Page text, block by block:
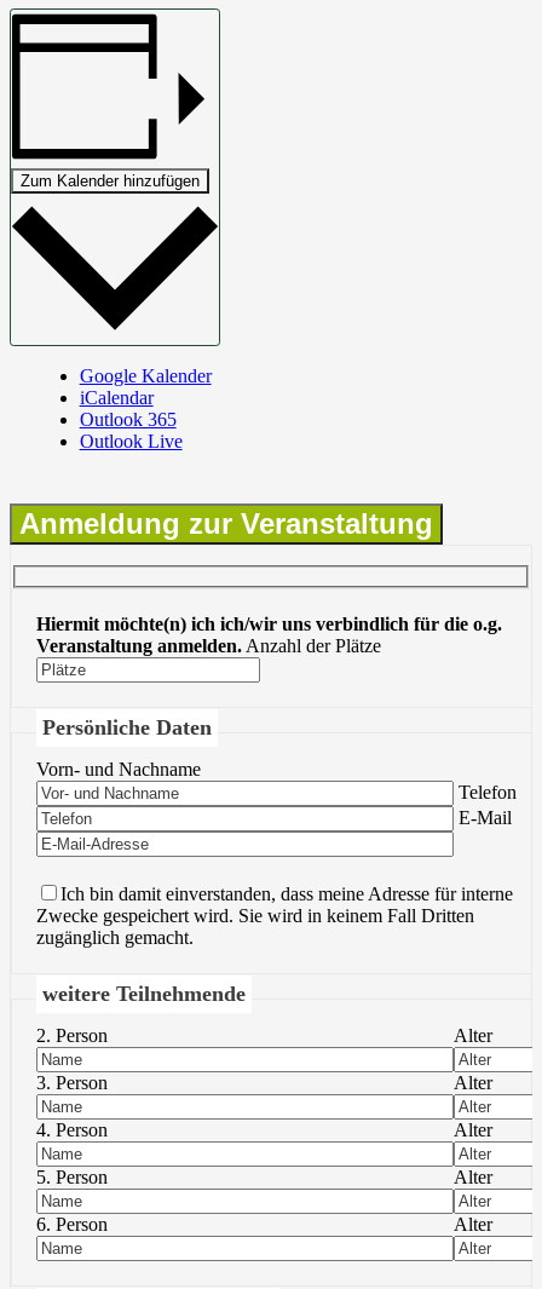
Zum Kalender hinzufügen
Google Kalender
iCalendar
Outlook 365
Outlook Live
Anmeldung zur Veranstaltung
Hiermit möchte(n) ich ich/wir uns verbindlich für die o.g.
Veranstaltung anmelden.Anzahl der Plätze
Persönliche Daten
Vorn- und Nachname
Bitte lasse
Telefon
Bitte lasse
E-Mail
Ich bin damit einverstanden, dass meine Adresse für interne
Zwecke gespeichert wird. Sie wird in keinem Fall Dritten
zugänglich gemacht.
weitere Teilnehmende
2. Person Alter
3. Person Alter
4. Person Alter
5. Person Alter
6. Person Alter